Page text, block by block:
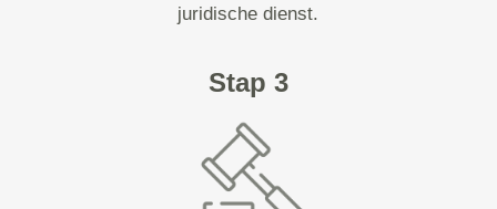
juridische dienst.
Stap 3